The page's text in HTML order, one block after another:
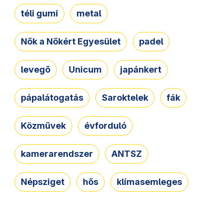
téli gumi metal
Nők a Nőkért Egyesület padel
levegő Unicum japánkert
pápalátogatás Saroktelek fák
Közművek évforduló
kamerarendszer ANTSZ
Népsziget hős klímasemleges